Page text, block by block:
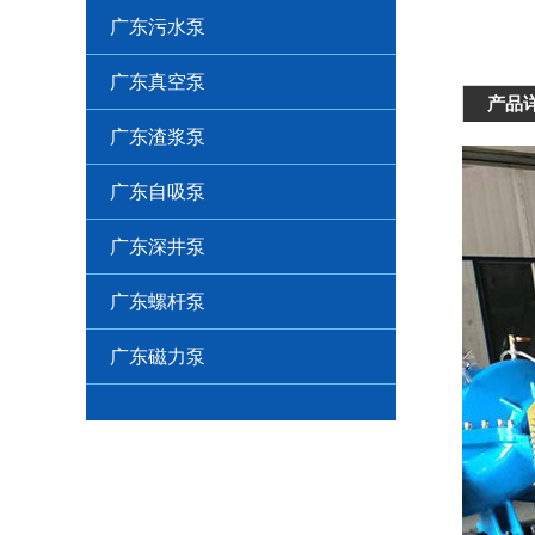
广东污水泵
广东真空泵
广东渣浆泵
广东自吸泵
广东深井泵
广东螺杆泵
广东磁力泵
产品